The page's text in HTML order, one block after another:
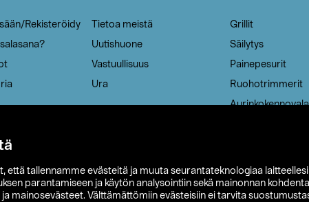
että tallennamme evästeitä ja muuta seurantateknologiaa laitteellesi
parantamiseen ja käytön analysointiin sekä mainonnan
mainosevästeet. Välttämättömiin evästeisiin ei tarvita
Rekisteröidy Tietoa meistä
Uutishuone
Vastuullisuus
Ura
Grillit
Säilytys
Painepesurit
Ruohotrimmerit